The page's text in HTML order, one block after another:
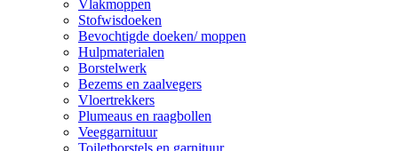
Vlakmoppen
Stofwisdoeken
Bevochtigde doeken/ moppen
Hulpmaterialen
Borstelwerk
Bezems en zaalvegers
Vloertrekkers
Plumeaus en raagbollen
Veeggarnituur
Toiletborstels en garnituur